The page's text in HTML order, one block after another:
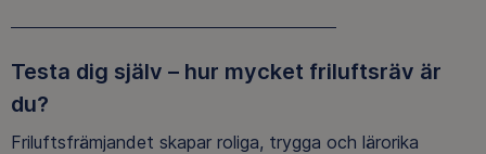
Testa dig själv – hur mycket friluftsräv är
du?
Friluftsfrämjandet skapar roliga, trygga och lärorika